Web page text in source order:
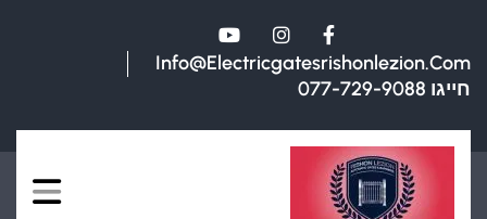
Info@electricgatesrishonlezion.com
חייגו 077-729-9088